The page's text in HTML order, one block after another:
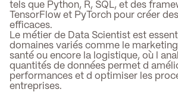
tels que Python, R, SQL, et des
TensorFlow et PyTorch pour créer
efficaces.
Le métier de Data Scientist est
domaines variés comme le
santé ou encore la logistique, où l
quantités de données permet d
performances et d optimiser les
entreprises.